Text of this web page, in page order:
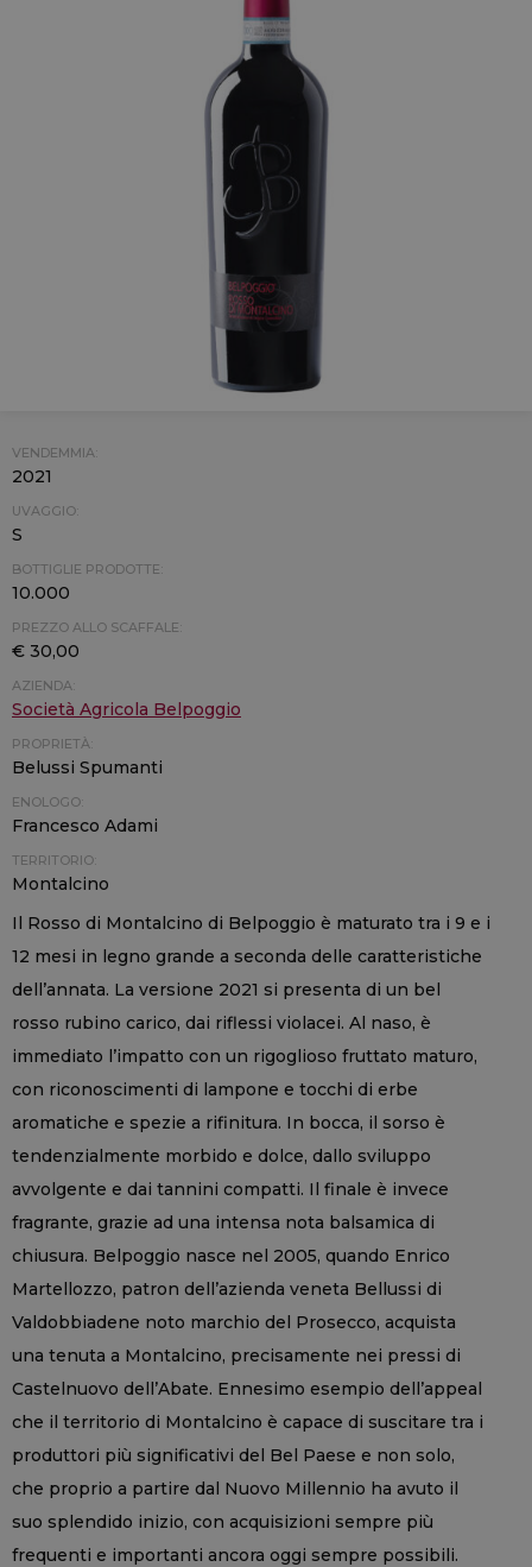
VENDEMMIA:
2021
UVAGGIO:
S
BOTTIGLIE PRODOTTE:
10.000
PREZZO ALLO SCAFFALE:
€ 30,00
AZIENDA:
Società Agricola Belpoggio
PROPRIETÀ:
Belussi Spumanti
ENOLOGO:
Francesco Adami
TERRITORIO:
Montalcino
Il Rosso di Montalcino di Belpoggio è maturato tra i 9 e i
12 mesi in legno grande a seconda delle caratteristiche
dell’annata. La versione 2021 si presenta di un bel
rosso rubino carico, dai riflessi violacei. Al naso, è
immediato l’impatto con un rigoglioso fruttato maturo,
con riconoscimenti di lampone e tocchi di erbe
aromatiche e spezie a rifinitura. In bocca, il sorso è
tendenzialmente morbido e dolce, dallo sviluppo
avvolgente e dai tannini compatti. Il finale è invece
fragrante, grazie ad una intensa nota balsamica di
chiusura. Belpoggio nasce nel 2005, quando Enrico
Martellozzo, patron dell’azienda veneta Bellussi di
Valdobbiadene noto marchio del Prosecco, acquista
una tenuta a Montalcino, precisamente nei pressi di
Castelnuovo dell’Abate. Ennesimo esempio dell’appeal
che il territorio di Montalcino è capace di suscitare tra i
produttori più significativi del Bel Paese e non solo,
che proprio a partire dal Nuovo Millennio ha avuto il
suo splendido inizio, con acquisizioni sempre più
frequenti e importanti ancora oggi sempre possibili.